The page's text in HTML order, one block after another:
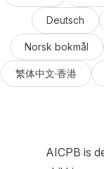
Deutsch
Norsk bokmål
繁体中文·香港
AICPB is